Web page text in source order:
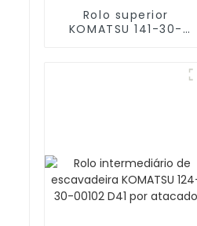
Rolo superior
KOMATSU 141-30-